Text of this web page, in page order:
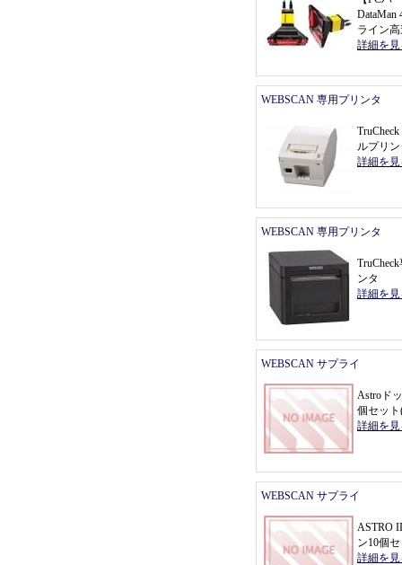
ライン
詳細を
WEBSCAN 専用プリンタ
ルプリ
詳細を
WEBSCAN 専用プリンタ
ンタ
詳細を
WEBSCAN サプライ
Astroド
個セット
詳細を
WEBSCAN サプライ
ASTRO
ン10個
詳細を